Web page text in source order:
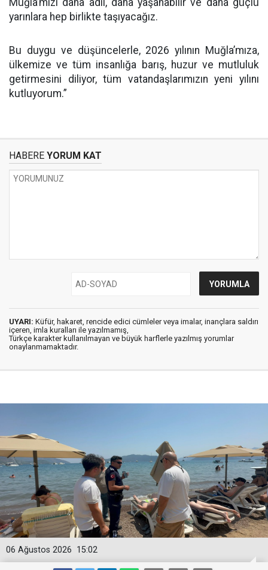
Muğla’mızı daha adil, daha yaşanabilir ve daha güçlü
yarınlara hep birlikte taşıyacağız.
Bu duygu ve düşüncelerle, 2026 yılının Muğla’mıza,
ülkemize ve tüm insanlığa barış, huzur ve mutluluk
getirmesini diliyor, tüm vatandaşlarımızın yeni yılını
kutluyorum.”
HABERE YORUM KAT
UYARI: Küfür, hakaret, rencide edici cümleler veya imalar, inançlara saldırı
içeren, imla kuralları ile yazılmamış,
Türkçe karakter kullanılmayan ve büyük harflerle yazılmış yorumlar
onaylanmamaktadır.
15:02
06 Ağustos 2026